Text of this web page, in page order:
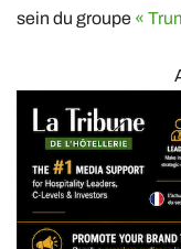
sein du groupe «